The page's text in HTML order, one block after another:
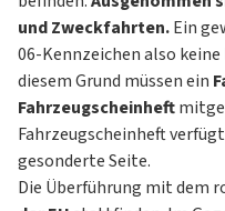
und Zweckfahrten.Ein
06-Kennzeichen also
diesem Grund müssen ein
Fahrzeugscheinheft
Fahrzeugscheinheft
gesonderte Seite.
Die Überführung mit dem